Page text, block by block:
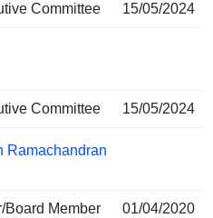
Committee 15/05/2024
Committee 15/05/2024
Ramachandran
Board Member 01/04/2020